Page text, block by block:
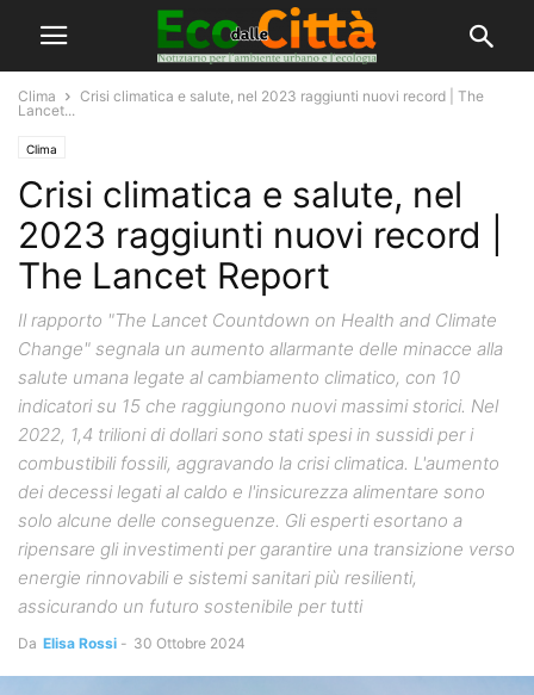
Clima
Crisi climatica e salute, nel 2023 raggiunti nuovi record | The
Lancet...
Clima
Crisi climatica e salute, nel
2023 raggiunti nuovi record |
The Lancet Report
Il rapporto "The Lancet Countdown on Health and Climate
Change" segnala un aumento allarmante delle minacce alla
salute umana legate al cambiamento climatico, con 10
indicatori su 15 che raggiungono nuovi massimi storici. Nel
2022, 1,4 trilioni di dollari sono stati spesi in sussidi per i
combustibili fossili, aggravando la crisi climatica. L'aumento
dei decessi legati al caldo e l'insicurezza alimentare sono
solo alcune delle conseguenze. Gli esperti esortano a
ripensare gli investimenti per garantire una transizione verso
energie rinnovabili e sistemi sanitari più resilienti,
assicurando un futuro sostenibile per tutti
Da Elisa Rossi - 30 Ottobre 2024